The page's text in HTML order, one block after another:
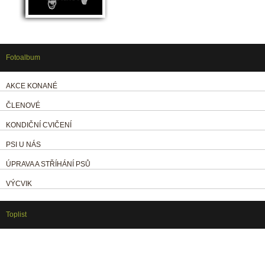
Fotoalbum
AKCE KONANÉ
ČLENOVÉ
KONDIČNÍ CVIČENÍ
PSI U NÁS
ÚPRAVA A STŘÍHÁNÍ PSŮ
VÝCVIK
Toplist